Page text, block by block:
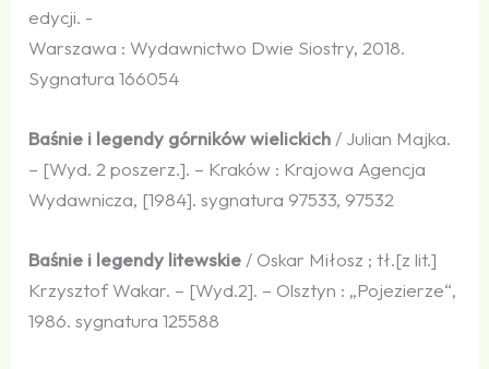
edycji. -
Warszawa : Wydawnictwo Dwie Siostry, 2018.
Sygnatura 166054
Baśnie i legendy górników wielickich / Julian Majka.
– [Wyd. 2 poszerz.]. – Kraków : Krajowa Agencja
Wydawnicza, [1984]. sygnatura 97533, 97532
Baśnie i legendy litewskie / Oskar Miłosz ; tł.[z lit.]
Krzysztof Wakar. – [Wyd.2]. – Olsztyn : „Pojezierze“,
1986. sygnatura 125588